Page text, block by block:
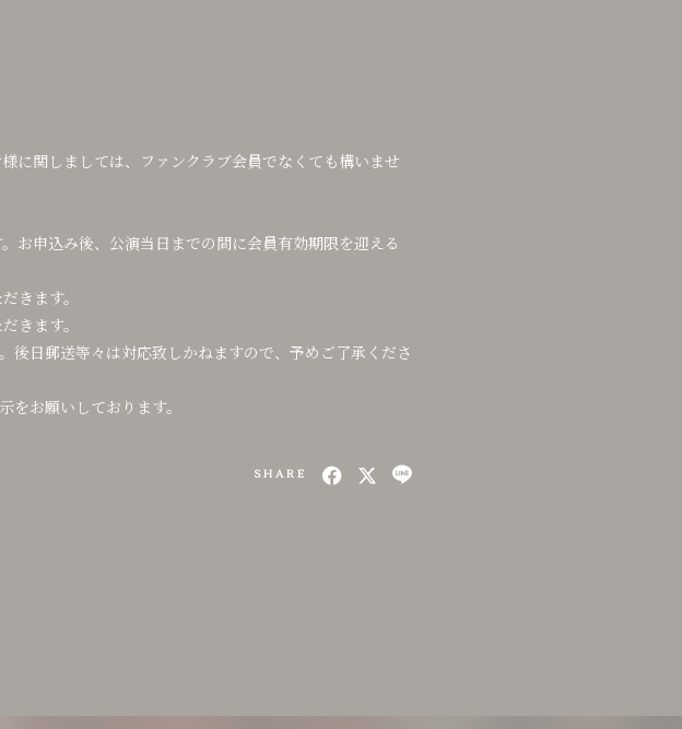
に関しましては、ファンクラブ会員でなくても構いませ
お申込み後、公演当日までの間に会員有効期限を迎える
きます。
きます。
日郵送等々は対応致しかねますので、予めご了承くださ
お願いしております。
SHARE